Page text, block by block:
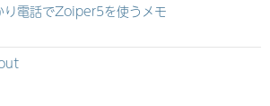
り電話でZoiper5を使うメモ